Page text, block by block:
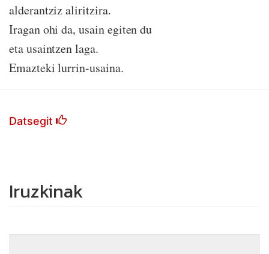
alderantziz aliritzira.
Iragan ohi da, usain egiten du
eta usaintzen laga.
Emazteki lurrin-usaina.
Datsegit
Iruzkinak